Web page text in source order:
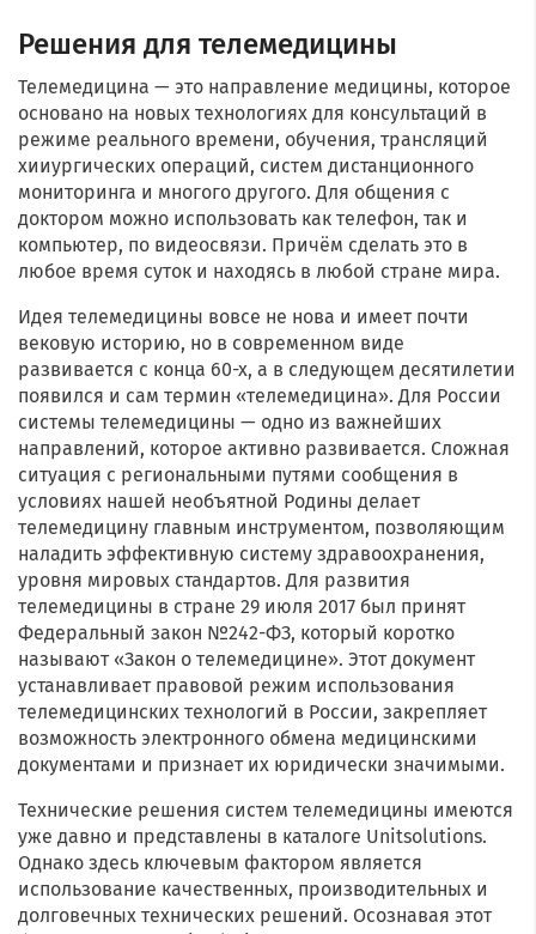
Решения для телемедицины
Телемедицина — это направление медицины, которое
основано на новых технологиях для консультаций в
режиме реального времени, обучения, трансляций
хииургических операций, систем дистанционного
мониторинга и многого другого. Для общения с
доктором можно использовать как телефон, так и
компьютер, по видеосвязи. Причём сделать это в
любое время суток и находясь в любой стране мира.
Идея телемедицины вовсе не нова и имеет почти
вековую историю, но в современном виде
развивается с конца 60-х, а в следующем десятилетии
появился и сам термин «телемедицина». Для России
системы телемедицины — одно из важнейших
направлений, которое активно развивается. Сложная
ситуация с региональными путями сообщения в
условиях нашей необъятной Родины делает
телемедицину главным инструментом, позволяющим
наладить эффективную систему здравоохранения,
уровня мировых стандартов. Для развития
телемедицины в стране 29 июля 2017 был принят
Федеральный закон №242-ФЗ, который коротко
называют «Закон о телемедицине». Этот документ
устанавливает правовой режим использования
телемедицинских технологий в России, закрепляет
возможность электронного обмена медицинскими
документами и признает их юридически значимыми.
Технические решения систем телемедицины имеются
уже давно и представлены в каталоге Unitsolutions.
Однако здесь ключевым фактором является
использование качественных, производительных и
долговечных технических решений. Осознавая этот
Filter